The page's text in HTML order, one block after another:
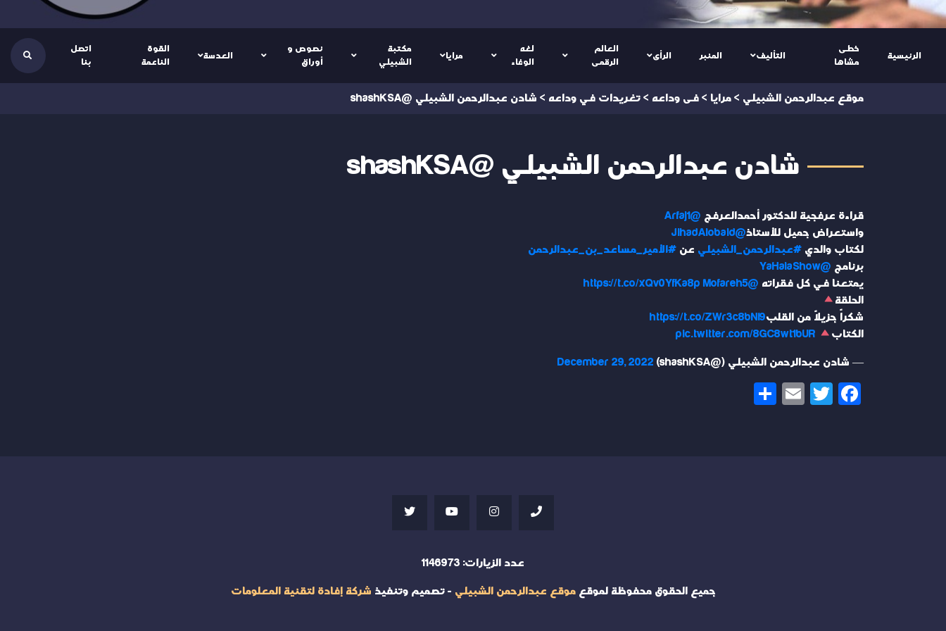
الرئيسية
خطى
مشاها
التأليف المنبر الرأى
العالم
الرقمى
لغه
الوفاء
مرايا
مكتبة
الشبيلي
نصوص و
أوراق
العدسة
القوة
الناعمة
اتصل
بنا
موقع عبدالرحمن الشبيلي > مرايا > فى وداعه > تغريدات في وداعه > شادن عبدالرحمن الشبيلي @shashKSA
شادن عبدالرحمن الشبيلي @shashKSA
قراءة عرفجية للدكتور أحمدالعرفج @Arfaj1
واستعراض جميل للأستاذ@JihadAlobaid
لكتاب والدي #عبدالرحمن_الشبيلي عن #الأمير_مساعد_بن_عبدالرحمن
برنامج @YaHalaShow
يمتعنا في كل فقراته @Mofareh5
https://t.co/xQv0YfKa8p
الحلقة
شكراً جزيلاً من القلبhttps://t.co/ZWr3c8bNI9
الكتاب
pic.twitter.com/8GC8wt1bUR
— شادن عبدالرحمن الشبيلي (@shashKSA) December 29, 2022
Facebook
Twitter
Email
عدد الزيارات: 1146973
جميع الحقوق محفوظة لموقعموقع عبدالرحمن الشبيلي - تصميم وتنفيذ شركة إفادة لتقنية المعلومات